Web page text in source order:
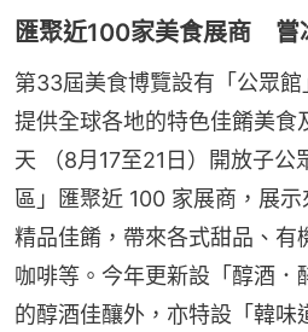
匯聚近100家美食展商 嘗
第33屆美食博覽設有「公眾館
提供全球各地的特色佳餚美食
天 （8月17至21日）開放子公
區」匯聚近 100 家展商，展
精品佳餚，帶來各式甜品、有
咖啡等。今年更新設「醇酒．
的醇酒佳釀外，亦特設「韓味